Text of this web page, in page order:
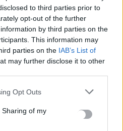
to third parties prior to
opt-out of the further
by third parties on the
This information may
parties on the IAB’s List of
may further disclose it to other
Opt Outs
of my
χρονικό της
των Χανίων
αρχών, ναυαγοσωστών
Χανίων, στην προσπάθεια να